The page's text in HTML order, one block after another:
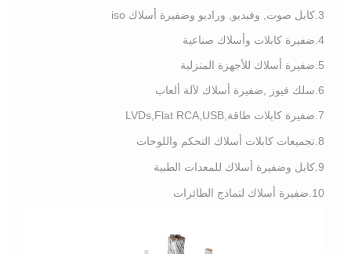
3.كابل صوت, وفيديو, وراديو وضفيرة أسلاك iso
4.ضفيرة كابلات وأسلاك صناعية
5.ضفيرة أسلاك للأجهزة المنزلية
6.سلك فيوز ,ضفيرة أسلاك لآلة ألعاب
7.ضفيرة كابلات طاقة,LVDs,Flat RCA,USB
8.تجميعات كابلات أسلاك التحكم واللوحات
9.كابل وضفيرة أسلاك للمعدات الطبية
10.ضفيرة أسلاك لنماذج الطائرات